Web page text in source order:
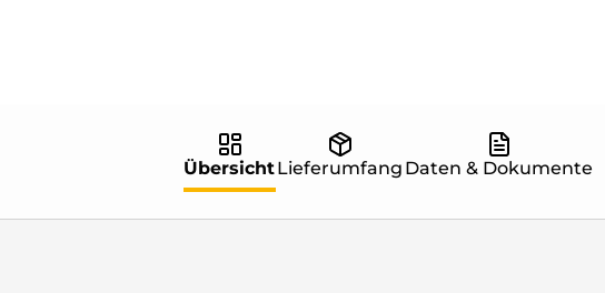
ÜbersichtLieferumfang Daten & Dokumente